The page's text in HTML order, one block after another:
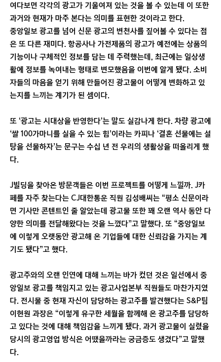
여다보면 각각의 광고가 기울여져 있는 것을 볼 수 있는데 이 또한
과거와 현재가 마주 본다는 의미를 표현한 것이라고 한다.
중앙일보 광고를 넘어 신문 광고의 변천사를 짚어볼 수 있다는 점
은 또 다른 재미다. 항공사나 가전제품의 광고가 예전에는 상품의
기능이나 구체적인 정보를 담는 데 주력했는데, 최근에는 일상생
활에 정보를 녹여내는 형태로 변모했음을 이번에 알게 됐다. 소비
자들의 마음을 얻기 위해 만들어진 광고물이 어떻게 변화하고 있
는지를 느끼는 계기가 된 셈이다.
또 ‘광고는 시대상을 반영한다’는 말도 실감나게 한다. 차량 광고에
‘쌀 100가마니를 실을 수 있는 힘’이라는 카피나 ‘결혼 선물에는 설
탕을 선물하자’는 문구는 수십 년 전 우리의 생활상을 떠올리게 했
다.
J빌딩을 찾아온 방문객들은 이번 프로젝트를 어떻게 느낄까. J카
페를 자주 찾는다는 CJ대한통운 직원 김성배씨는 “평소 신문이라
면 기사만 콘텐트인 줄 알았는데 광고물 또한 꽤 오랜 역사 동안 다
양한 의미를 전달해왔다는 것을 느꼈다”고 말했다. 또 “중앙일보
에 이렇게 오랫동안 광고해 온 기업들에 대한 신뢰감을 가지는 계
기도 됐다”고 했다.
광고주와의 오랜 인연에 대해 느끼는 바가 컸던 것은 일선에서 중
앙일보 광고를 책임지고 있는 광고사업본부 직원들도 마찬가지였
다. 전시물 중 현재 자신이 담당하는 광고주를 발견했다는 S&P팀
이현원 과장은 “이렇게 유구한 세월을 함께해 온 광고주를 담당하
고 있다는 것에 대해 책임감을 느끼게 됐다. 과거 광고물이 실렸을
당시의 광고영업 방식은 어땠을까라는 궁금증도 생겼다”고 말했
다.